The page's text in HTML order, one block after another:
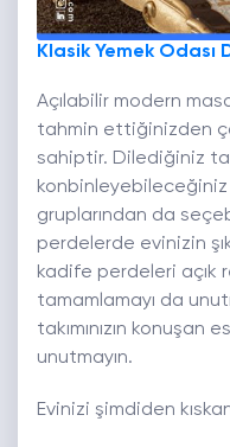
Klasik Yemek Odası
Açılabilir modern
tahmin ettiğinizden
sahiptir. Dilediğiniz
konbinleyebileceğiniz
gruplarından da
perdelerde evinizin
kadife perdeleri açık
tamamlamayı da
takımınızın konuşan
unutmayın.
Evinizi şimdiden